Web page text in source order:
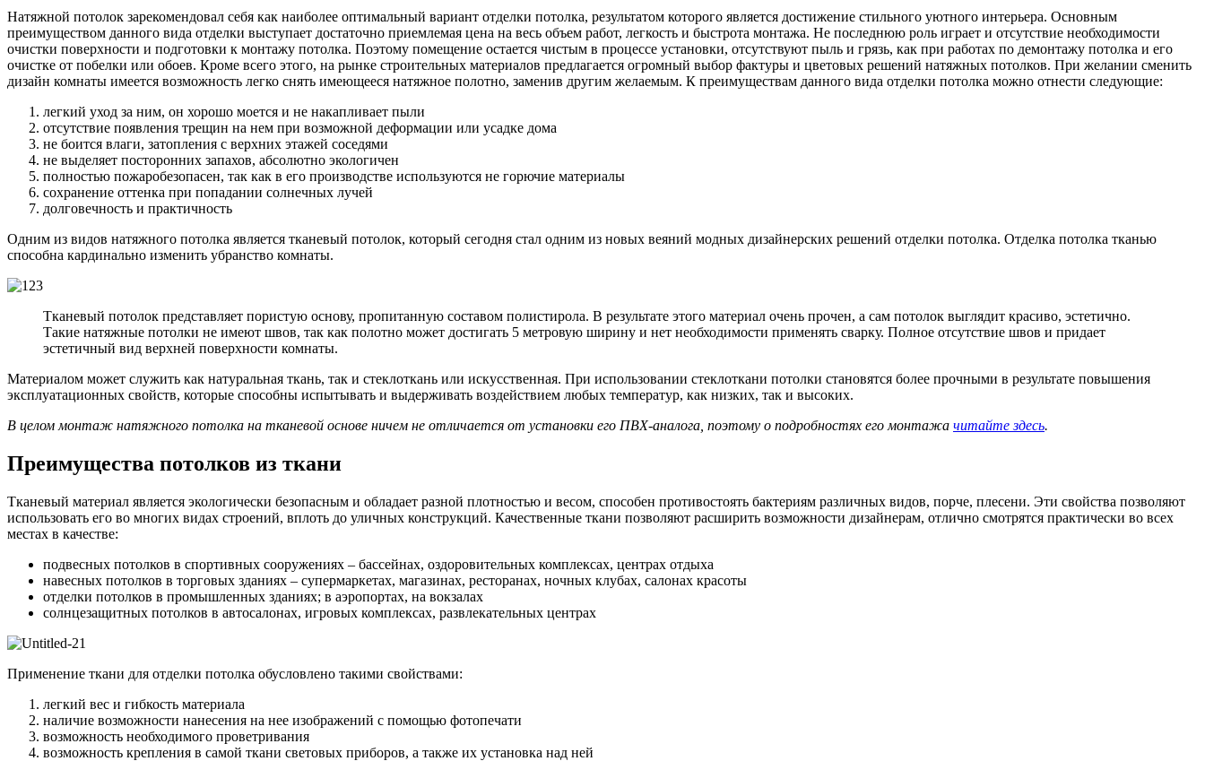
Натяжной потолок зарекомендовал себя как наиболее оптимальный вариант отделки потолка, результатом которого является достижение стильного уютного интерьера. Основным
преимуществом данного вида отделки выступает достаточно приемлемая цена на весь объем работ, легкость и быстрота монтажа. Не последнюю роль играет и отсутствие необходимости
очистки поверхности и подготовки к монтажу потолка. Поэтому помещение остается чистым в процессе установки, отсутствуют пыль и грязь, как при работах по демонтажу потолка и его
очистке от побелки или обоев. Кроме всего этого, на рынке строительных материалов предлагается огромный выбор фактуры и цветовых решений натяжных потолков. При желании сменить
дизайн комнаты имеется возможность легко снять имеющееся натяжное полотно, заменив другим желаемым. К преимуществам данного вида отделки потолка можно отнести следующие:
легкий уход за ним, он хорошо моется и не накапливает пыли
отсутствие появления трещин на нем при возможной деформации или усадке дома
не боится влаги, затопления с верхних этажей соседями
не выделяет посторонних запахов, абсолютно экологичен
полностью пожаробезопасен, так как в его производстве используются не горючие материалы
сохранение оттенка при попадании солнечных лучей
долговечность и практичность
Одним из видов натяжного потолка является тканевый потолок, который сегодня стал одним из новых веяний модных дизайнерских решений отделки потолка. Отделка потолка тканью
способна кардинально изменить убранство комнаты.
Тканевый потолок представляет пористую основу, пропитанную составом полистирола. В результате этого материал очень прочен, а сам потолок выглядит красиво, эстетично.
Такие натяжные потолки не имеют швов, так как полотно может достигать 5 метровую ширину и нет необходимости применять сварку. Полное отсутствие швов и придает
эстетичный вид верхней поверхности комнаты.
Материалом может служить как натуральная ткань, так и стеклоткань или искусственная. При использовании стеклоткани потолки становятся более прочными в результате повышения
эксплуатационных свойств, которые способны испытывать и выдерживать воздействием любых температур, как низких, так и высоких.
В целом монтаж натяжного потолка на тканевой основе ничем не отличается от установки его ПВХ-аналога, поэтому о подробностях его монтажа читайте здесь.
Преимущества потолков из ткани
Тканевый материал является экологически безопасным и обладает разной плотностью и весом, способен противостоять бактериям различных видов, порче, плесени. Эти свойства позволяют
использовать его во многих видах строений, вплоть до уличных конструкций. Качественные ткани позволяют расширить возможности дизайнерам, отлично смотрятся практически во всех
местах в качестве:
подвесных потолков в спортивных сооружениях – бассейнах, оздоровительных комплексах, центрах отдыха
навесных потолков в торговых зданиях – супермаркетах, магазинах, ресторанах, ночных клубах, салонах красоты
отделки потолков в промышленных зданиях; в аэропортах, на вокзалах
солнцезащитных потолков в автосалонах, игровых комплексах, развлекательных центрах
Применение ткани для отделки потолка обусловлено такими свойствами:
легкий вес и гибкость материала
наличие возможности нанесения на нее изображений с помощью фотопечати
возможность необходимого проветривания
возможность крепления в самой ткани световых приборов, а также их установка над ней